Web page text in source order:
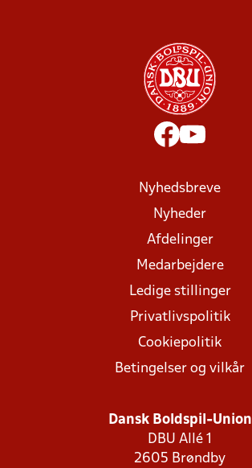
Nyhedsbreve
Nyheder
Afdelinger
Medarbejdere
Ledige stillinger
Privatlivspolitik
Cookiepolitik
Betingelser og vilkår
Dansk Boldspil-Union
DBU Allé 1
2605 Brøndby